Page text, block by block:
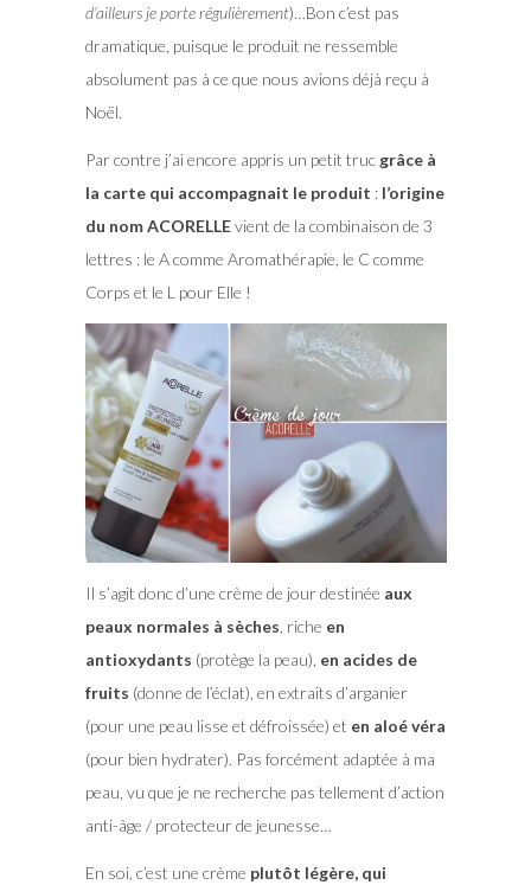
d’ailleurs je porte régulièrement)…Bon c’est pas
dramatique, puisque le produit ne ressemble
absolument pas à ce que nous avions déjà reçu à
Noël.
Par contre j’ai encore appris un petit truc grâce à
la carte qui accompagnait le produit : l’origine
du nom ACORELLEvient de la combinaison de 3
lettres : le A comme Aromathérapie, le C comme
Corps et le L pour Elle !
Il s’agit donc d’une crème de jour destinée aux
peaux normales à sèches, riche en
antioxydants (protège la peau), en acides de
fruits (donne de l’éclat), en extraits d’arganier
(pour une peau lisse et défroissée) et en aloé véra
(pour bien hydrater). Pas forcément adaptée à ma
peau, vu que je ne recherche pas tellement d’action
anti-âge / protecteur de jeunesse…
En soi, c’est une crème plutôt légère, qui